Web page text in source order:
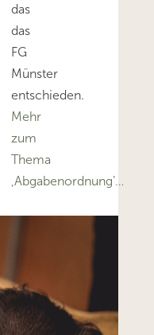
das
das
FG
Münster
entschieden.
Mehr
zum
Thema
‚Abgabenordnung’…